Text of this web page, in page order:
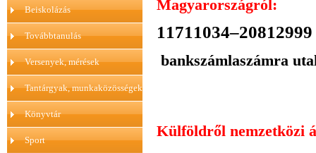
Beiskolázás
Továbbtanulás
Versenyek, mérések
Tantárgyak, munkaközösségek
Könyvtár
Sport
Magyarországról:
11711034–20812999
bankszámlaszámra
Külföldről nemzetközi